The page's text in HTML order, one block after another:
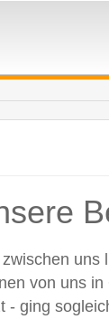
von uns
ging